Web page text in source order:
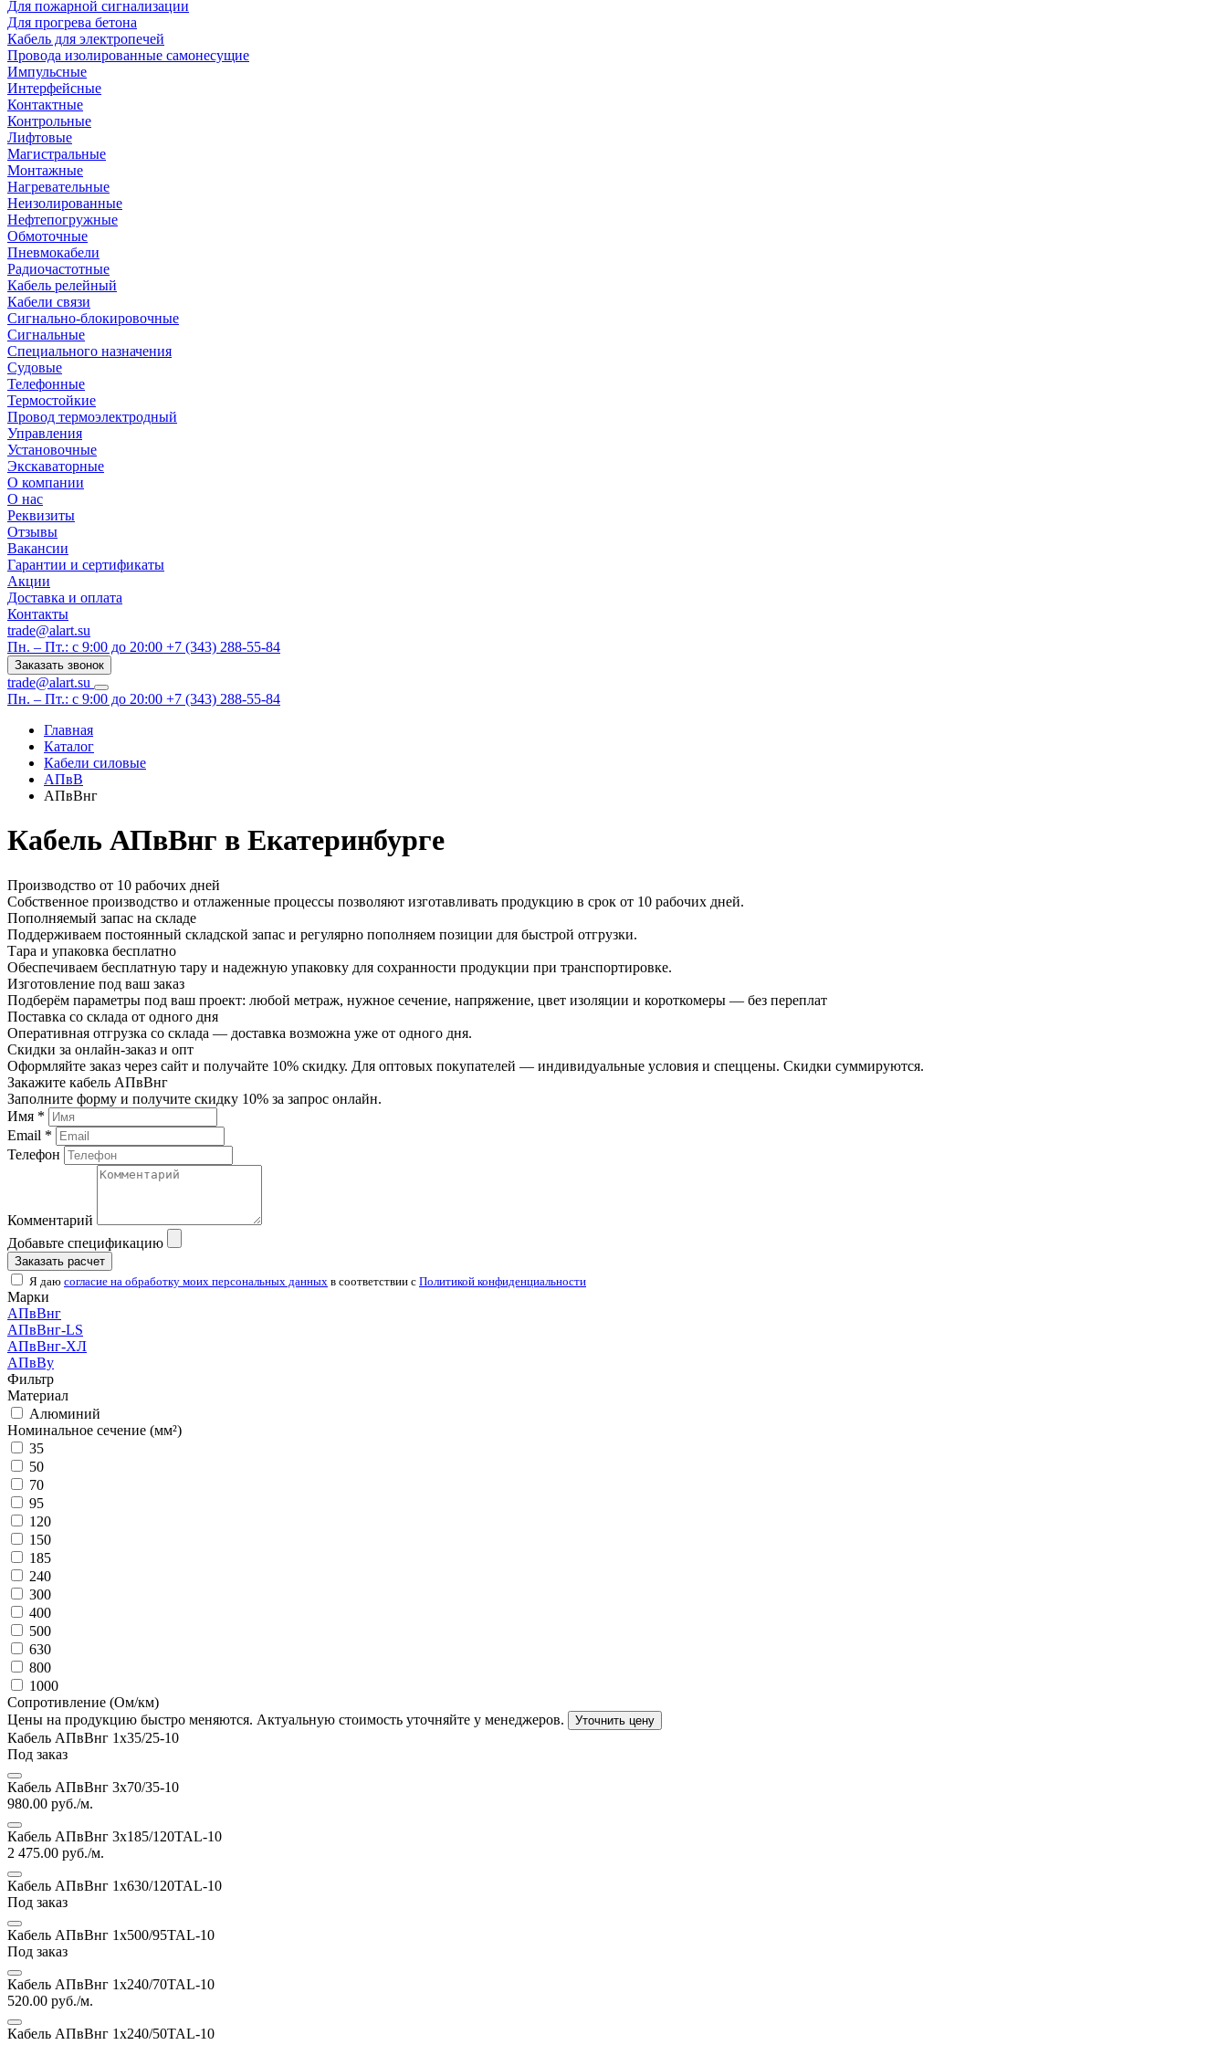
Для пожарной сигнализации
Для прогрева бетона
Кабель для электропечей
Провода изолированные самонесущие
Импульсные
Интерфейсные
Контактные
Контрольные
Лифтовые
Магистральные
Монтажные
Нагревательные
Неизолированные
Нефтепогружные
Обмоточные
Пневмокабели
Радиочастотные
Кабель релейный
Кабели связи
Сигнально-блокировочные
Сигнальные
Специального назначения
Судовые
Телефонные
Термостойкие
Провод термоэлектродный
Управления
Установочные
Экскаваторные
О компании
О нас
Реквизиты
Отзывы
Вакансии
Гарантии и сертификаты
Акции
Доставка и оплата
Контакты
trade@alart.su
Пн. – Пт.: с 9:00 до 20:00 +7 (343) 288-55-84
Заказать звонок
trade@alart.su
Пн. – Пт.: с 9:00 до 20:00 +7 (343) 288-55-84
Главная
Каталог
Кабели силовые
АПвВ
АПвВнг
Кабель АПвВнг в Екатеринбурге
Производство от 10 рабочих дней
Собственное производство и отлаженные процессы позволяют изготавливать продукцию в срок от 10 рабочих дней.
Пополняемый запас на складе
Поддерживаем постоянный складской запас и регулярно пополняем позиции для быстрой отгрузки.
Тара и упаковка бесплатно
Обеспечиваем бесплатную тару и надежную упаковку для сохранности продукции при транспортировке.
Изготовление под ваш заказ
Подберём параметры под ваш проект: любой метраж, нужное сечение, напряжение, цвет изоляции и короткомеры — без переплат
Поставка со склада от одного дня
Оперативная отгрузка со склада — доставка возможна уже от одного дня.
Скидки за онлайн-заказ и опт
Оформляйте заказ через сайт и получайте 10% скидку. Для оптовых покупателей — индивидуальные условия и спеццены. Скидки суммируются.
Закажите кабель АПвВнг
Заполните форму и получите скидку 10% за запрос онлайн.
Имя *
Email *
Телефон
Комментарий
Добавьте спецификацию
Заказать расчет
Я даю согласие на обработку моих персональных данных в соответствии с Политикой конфиденциальности
Марки
АПвВнг
АПвВнг-LS
АПвВнг-ХЛ
АПвВу
Фильтр
Материал
Алюминий
Номинальное сечение (мм²)
35
50
70
95
120
150
185
240
300
400
500
630
800
1000
Сопротивление (Ом/км)
Цены на продукцию быстро меняются. Актуальную стоимость уточняйте у менеджеров.
Уточнить цену
Кабель АПвВнг 1х35/25-10
Под заказ
Кабель АПвВнг 3х70/35-10
980.00 руб./м.
Кабель АПвВнг 3х185/120TAL-10
2 475.00 руб./м.
Кабель АПвВнг 1х630/120TAL-10
Под заказ
Кабель АПвВнг 1х500/95TAL-10
Под заказ
Кабель АПвВнг 1х240/70TAL-10
520.00 руб./м.
Кабель АПвВнг 1х240/50TAL-10